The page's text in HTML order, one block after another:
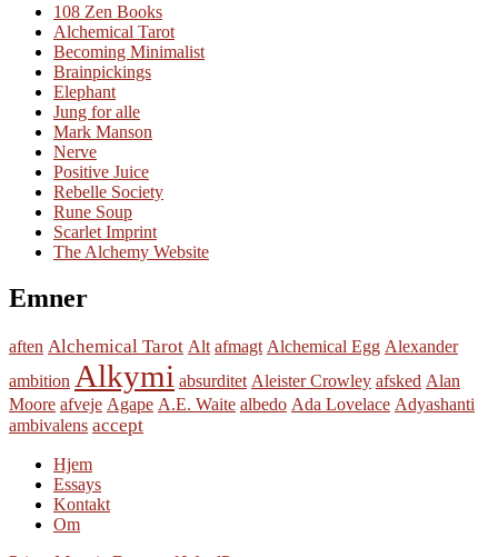
108 Zen Books
Alchemical Tarot
Becoming Minimalist
Brainpickings
Elephant
Jung for alle
Mark Manson
Nerve
Positive Juice
Rebelle Society
Rune Soup
Scarlet Imprint
The Alchemy Website
Emner
aften Alchemical Tarot Alt afmagt Alchemical Egg Alexander
ambition Alkymi absurditet Aleister Crowley afsked Alan
Moore afveje Agape A.E. Waite albedo Ada Lovelace Adyashanti
ambivalens accept
Hjem
Essays
Kontakt
Om